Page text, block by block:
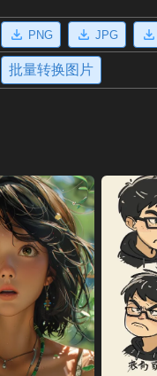
PNG JPG
批量转换图片